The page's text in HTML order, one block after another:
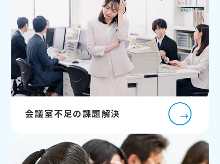
会議室不足の課題解決